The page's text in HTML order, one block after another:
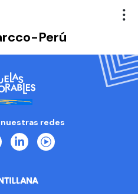
Perú
redes